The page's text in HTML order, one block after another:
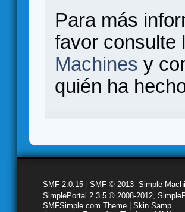
Para más
favor consulte
Machines y
quién ha
SMF 2.0.15 SMF © 2013 Simple
SimplePortal 2.3.5 © 2008-2012,
SMFSimple.com Theme | Skin Samp